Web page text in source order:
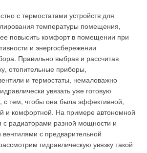
с термостатами устройств для
температуры помещения,
повысить комфорт в помещении при
и энергосбережении
Правильно выбрав и рассчитав
отопительные приборы,
и термостаты, немаловажно
увязать уже готовую
с тем, чтобы она была эффективной,
и комфортной. На примере автономной
с радиаторами разной мощности и
вентилями с предварительной
гидравлическую увязку такой